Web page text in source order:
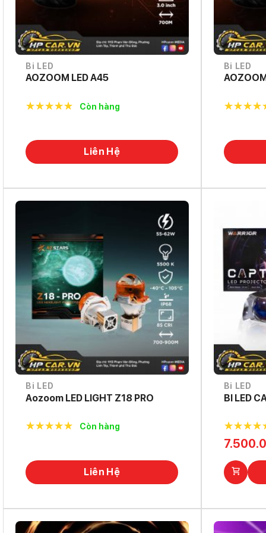
Bi LED
AOZOOM LED A45
Còn hàng
Liên Hệ
Bi LED
Bi LED
Aozoom LED LIGHT Z18 PRO
Còn hàng
Liên Hệ
Bi LED
BI LED
5.0out
5